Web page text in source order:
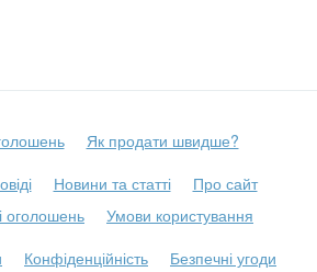
Як продати швидше?
Новини та статті
Про сайт
оголошень
Умови користування
Конфіденційність Безпечні угоди